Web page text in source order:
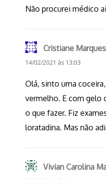
Não procurei médico
Cristiane Marques
14/02/2021 às 13:03
Olá, sinto uma
vermelho. E com gelo
o que fazer. Fiz
loratadina. Mas não
Vivian Carolina